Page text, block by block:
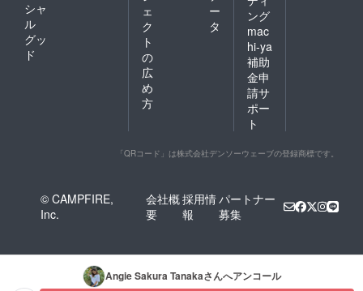
シャ
ル
グッ
ド
ェ
ク
ト
の
広
め
方
ー
タ
ング
mac
hi-ya
補助
金申
請サ
ポー
ト
「QRコード」は株式会社デンソーウェーブの登録商標です。
© CAMPFIRE,
Inc.
会社概
要
採用情
報
パートナー
募集
Angie Sakura Tanakaさんへアンコール